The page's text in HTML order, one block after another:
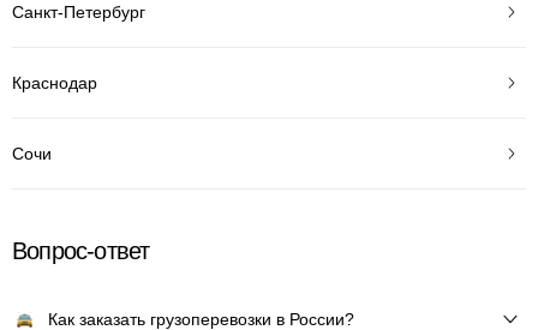
Санкт-Петербург
Краснодар
Сочи
Вопрос-ответ
Как заказать грузоперевозки в России?